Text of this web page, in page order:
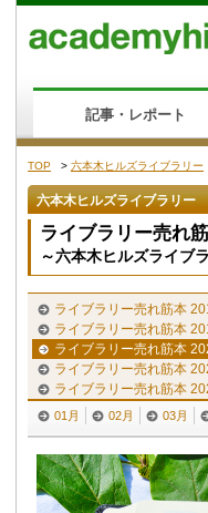
記事・レポート
TOP > 六本木ヒルズライブラリー
六本木ヒルズライブラリー
ライブラリー売れ
～六本木ヒルズライブ
ライブラリー売れ筋本
ライブラリー売れ筋本
ライブラリー売れ筋本
ライブラリー売れ筋本
ライブラリー売れ筋本
01月 02月 03月